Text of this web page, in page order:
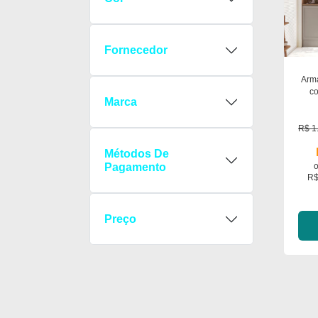
Fornecedor
Marca
Métodos De
Pagamento
Preço
R$